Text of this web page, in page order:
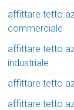
affittare tetto
commerciale
affittare tetto
industriale
affittare tetto
affittare tetto